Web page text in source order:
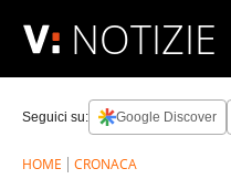
NOTIZIE
Seguici su: Google Discover
HOME CRONACA